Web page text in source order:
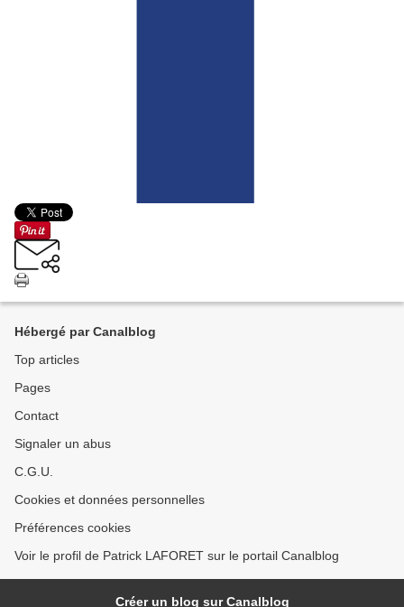
Hébergé par Canalblog
Top articles
Pages
Contact
Signaler un abus
C.G.U.
Cookies et données personnelles
Préférences cookies
Voir le profil de Patrick LAFORET sur le portail Canalblog
Créer un blog sur Canalblog